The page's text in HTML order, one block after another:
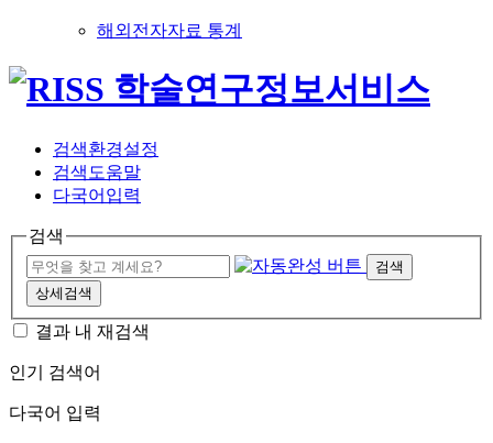
해외전자자료 통계
검색환경설정
검색도움말
다국어입력
검색
검색
상세검색
결과 내 재검색
인기 검색어
다국어 입력